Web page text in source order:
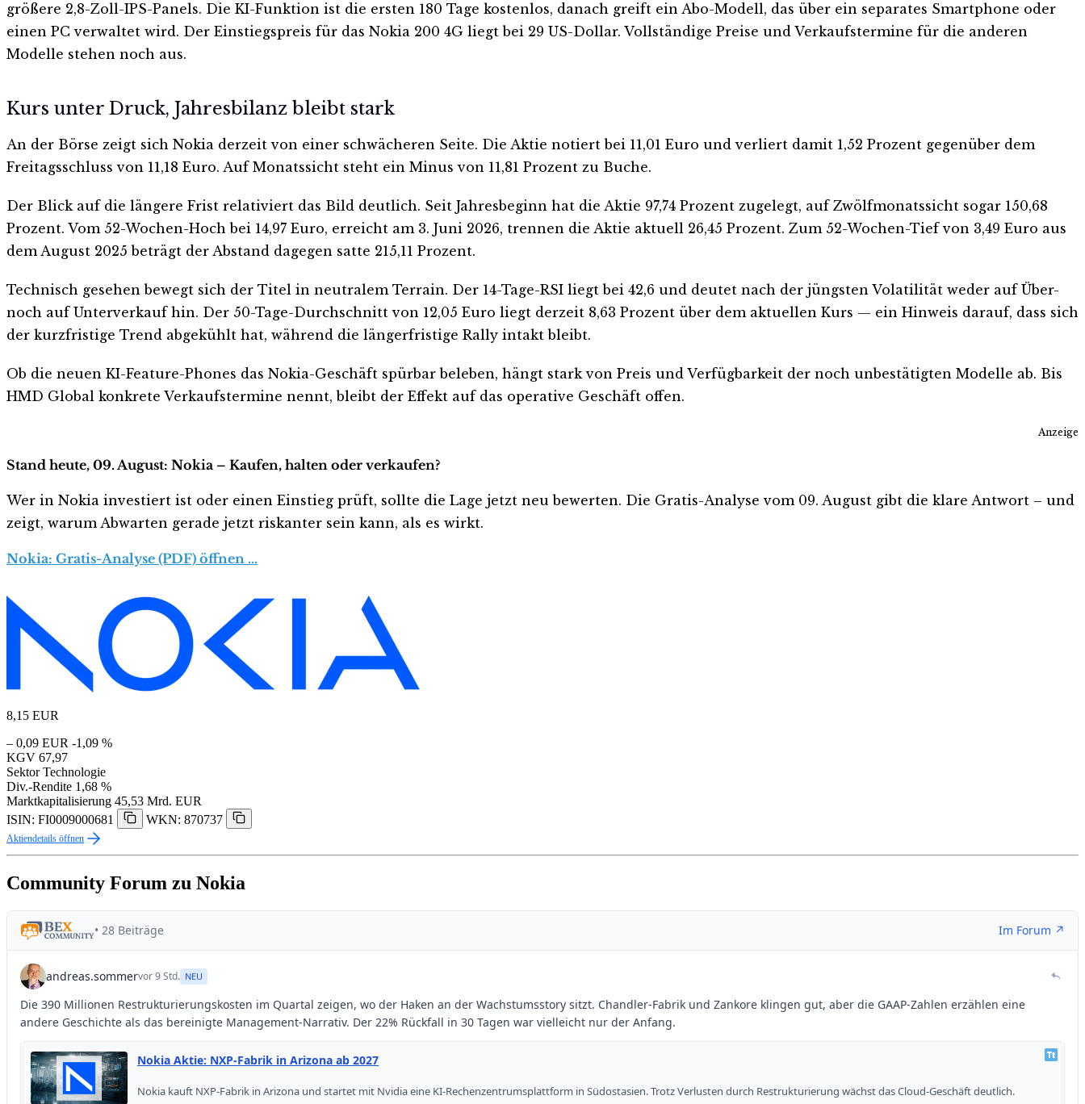
größere 2,8-Zoll-IPS-Panels. Die KI-Funktion ist die ersten 180 Tage kostenlos, danach greift ein Abo-Modell, das über ein separates Smartphone oder
einen PC verwaltet wird. Der Einstiegspreis für das Nokia 200 4G liegt bei 29 US-Dollar. Vollständige Preise und Verkaufstermine für die anderen
Modelle stehen noch aus.
Kurs unter Druck, Jahresbilanz bleibt stark
An der Börse zeigt sich Nokia derzeit von einer schwächeren Seite. Die Aktie notiert bei 11,01 Euro und verliert damit 1,52 Prozent gegenüber dem
Freitagsschluss von 11,18 Euro. Auf Monatssicht steht ein Minus von 11,81 Prozent zu Buche.
Der Blick auf die längere Frist relativiert das Bild deutlich. Seit Jahresbeginn hat die Aktie 97,74 Prozent zugelegt, auf Zwölfmonatssicht sogar 150,68
Prozent. Vom 52-Wochen-Hoch bei 14,97 Euro, erreicht am 3. Juni 2026, trennen die Aktie aktuell 26,45 Prozent. Zum 52-Wochen-Tief von 3,49 Euro aus
dem August 2025 beträgt der Abstand dagegen satte 215,11 Prozent.
Technisch gesehen bewegt sich der Titel in neutralem Terrain. Der 14-Tage-RSI liegt bei 42,6 und deutet nach der jüngsten Volatilität weder auf Über-
noch auf Unterverkauf hin. Der 50-Tage-Durchschnitt von 12,05 Euro liegt derzeit 8,63 Prozent über dem aktuellen Kurs — ein Hinweis darauf, dass sich
der kurzfristige Trend abgekühlt hat, während die längerfristige Rally intakt bleibt.
Ob die neuen KI-Feature-Phones das Nokia-Geschäft spürbar beleben, hängt stark von Preis und Verfügbarkeit der noch unbestätigten Modelle ab. Bis
HMD Global konkrete Verkaufstermine nennt, bleibt der Effekt auf das operative Geschäft offen.
Anzeige
Stand heute, 09. August: Nokia – Kaufen, halten oder verkaufen?
Wer in Nokia investiert ist oder einen Einstieg prüft, sollte die Lage jetzt neu bewerten. Die Gratis-Analyse vom 09. August gibt die klare Antwort – und
zeigt, warum Abwarten gerade jetzt riskanter sein kann, als es wirkt.
Nokia: Gratis-Analyse (PDF) öffnen …
8,15 EUR
– 0,09 EUR -1,09 %
KGV 67,97
Sektor Technologie
Div.-Rendite 1,68 %
Marktkapitalisierung 45,53 Mrd. EUR
ISIN: FI0009000681
WKN: 870737
Aktiendetails öffnen
Community Forum zu Nokia